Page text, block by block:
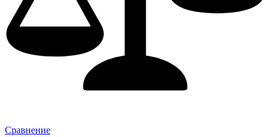
Сравнение